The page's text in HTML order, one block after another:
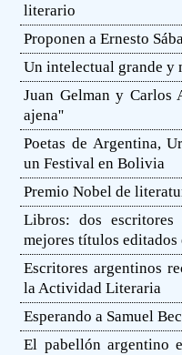
literario
Proponen a Ernesto
Un intelectual grande y
Juan Gelman y
ajena''
Poetas de Argentina,
un Festival en Bolivia
Premio Nobel de
Libros: dos escritores
mejores títulos editados
Escritores argentinos
la Actividad Literaria
Esperando a Samuel
El pabellón argentino